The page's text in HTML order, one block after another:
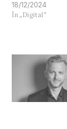
18/12/2024
În „Digital”